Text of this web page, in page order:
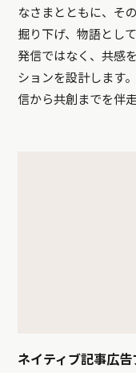
なさまとともに、そ
掘り下げ、物語とし
発信ではなく、共感
ションを設計します
信から共創までを伴走
ネイティブ記事広告